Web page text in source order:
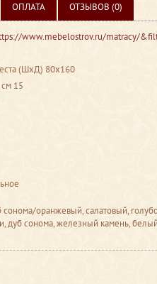
ОПЛАТА ОТЗЫВОВ (0)
www.mebelostrov.ru/matracy/
(ШхД) 80х160
15
оранжевый, салатовый,
дуб сонома, железный камень, белый